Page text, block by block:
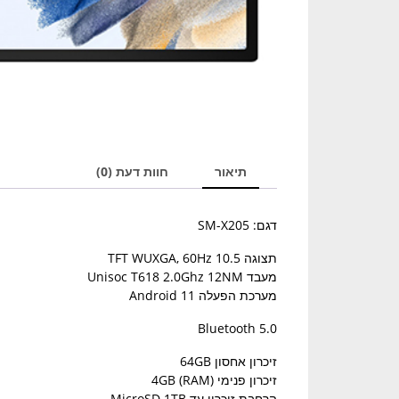
תיאור חוות דעת (0)
דגם: SM-X205
תצוגה TFT WUXGA, 60Hz 10.5
מעבד Unisoc T618 2.0Ghz 12NM
מערכת הפעלה Android 11
Bluetooth 5.0
זיכרון אחסון 64GB
זיכרון פנימי (4GB (RAM